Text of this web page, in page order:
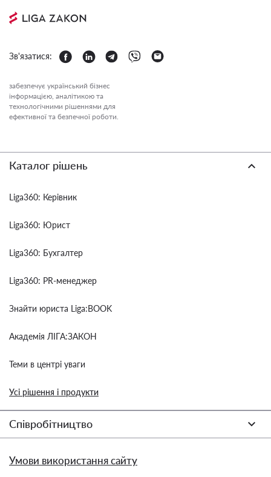
Зв'язатися:
забезпечує український бізнес
інформацією, аналітикою та
технологічними рішеннями для
ефективної та безпечної роботи.
Каталог рішень
Liga360: Керівник
Liga360: Юрист
Liga360: Бухгалтер
Liga360: PR-менеджер
Знайти юриста Liga:BOOK
Академія ЛІГА:ЗАКОН
Теми в центрі уваги
Усі рішення і продукти
Співробітництво
Умови використання сайту